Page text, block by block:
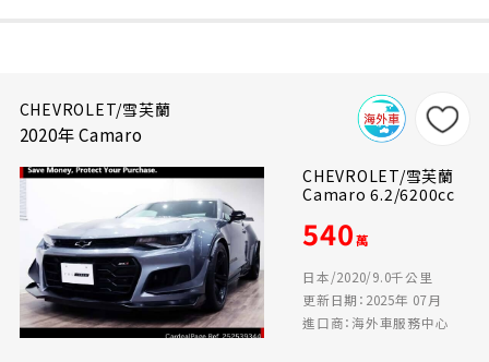
CHEVROLET/雪芙蘭
2020年 Camaro
CHEVROLET/雪芙蘭
Camaro 6.2/6200cc
540萬
日本/2020/9.0千公里
更新日期：2025年 07月
進口商：海外車服務中心